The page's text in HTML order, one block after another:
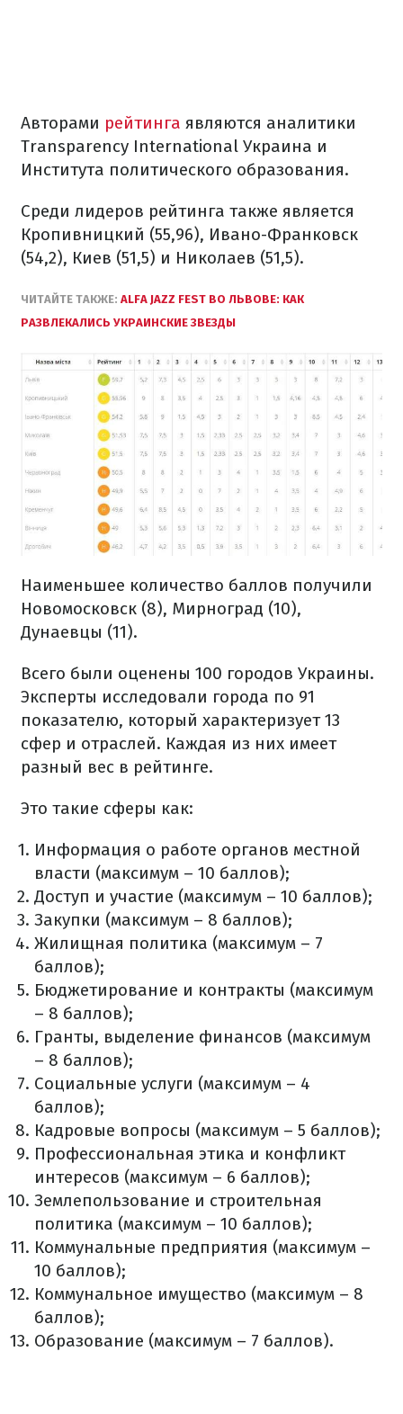
Авторами рейтинга являются аналитики
Transparency International Украина и
Института политического образования.
Среди лидеров рейтинга также является
Кропивницкий (55,96), Ивано-Франковск
(54,2), Киев (51,5) и Николаев (51,5).
ЧИТАЙТЕ ТАКЖЕ: ALFA JAZZ FEST ВО ЛЬВОВЕ: КАК
РАЗВЛЕКАЛИСЬ УКРАИНСКИЕ ЗВЕЗДЫ
Наименьшее количество баллов получили
Новомосковск (8), Мирноград (10),
Дунаевцы (11).
Всего были оценены 100 городов Украины.
Эксперты исследовали города по 91
показателю, который характеризует 13
сфер и отраслей. Каждая из них имеет
разный вес в рейтинге.
Это такие сферы как:
Информация о работе органов местной
власти (максимум – 10 баллов);
Доступ и участие (максимум – 10 баллов);
Закупки (максимум – 8 баллов);
Жилищная политика (максимум – 7
баллов);
Бюджетирование и контракты (максимум
– 8 баллов);
Гранты, выделение финансов (максимум
– 8 баллов);
Социальные услуги (максимум – 4
баллов);
Кадровые вопросы (максимум – 5 баллов);
Профессиональная этика и конфликт
интересов (максимум – 6 баллов);
Землепользование и строительная
политика (максимум – 10 баллов);
Коммунальные предприятия (максимум –
10 баллов);
Коммунальное имущество (максимум – 8
баллов);
Образование (максимум – 7 баллов).